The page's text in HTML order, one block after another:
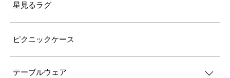
星見るラグ
ピクニックケース
テーブルウェア